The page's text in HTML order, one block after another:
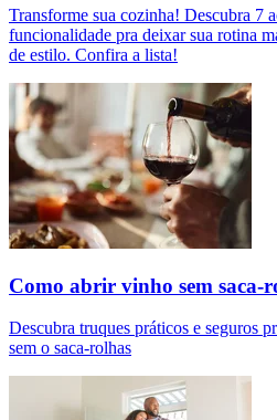
Transforme sua cozinha! Descubra 7
funcionalidade pra deixar sua rotina
de estilo. Confira a lista!
Como abrir vinho sem saca-
Descubra truques práticos e seguros
sem o saca-rolhas